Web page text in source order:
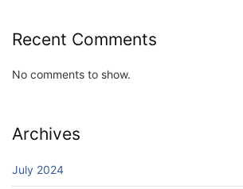
Recent Comments
No comments to show.
Archives
July 2024